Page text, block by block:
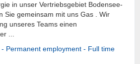
in unser Vertriebsgebiet Bodensee-
Sie gemeinsam mit uns Gas . Wir
unseres Teams einen
...
Permanent employment - Full time